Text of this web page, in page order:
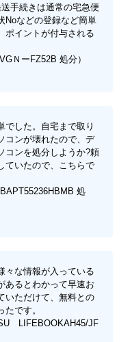
手続きは通常の宅急便
Noなどの登録など簡単
ポイントが付与される
ＮーFZ52B 処分）
でした。自宅まで取り
コンが壊れたので、デ
コンを処分しようか?頼
ていたので、こちらで
処
々な情報が入っている
あるとわかって早速お
いただけて、無料との
です。
LIFEBOOKAH45/JF